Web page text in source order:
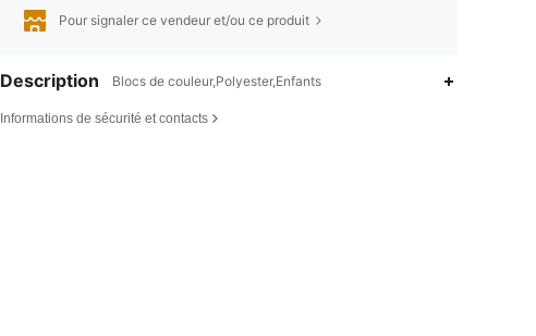
Pour signaler ce vendeur et/ou ce produit
Description Blocs de couleur,Polyester,Enfants
Informations de sécurité et contacts